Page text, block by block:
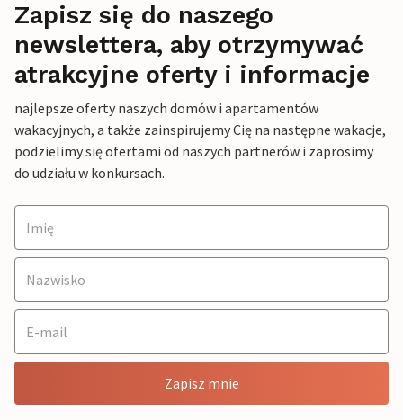
Zapisz się do naszego
newslettera, aby otrzymywać
atrakcyjne oferty i informacje
najlepsze oferty naszych domów i apartamentów
wakacyjnych, a także zainspirujemy Cię na następne wakacje,
podzielimy się ofertami od naszych partnerów i zaprosimy
do udziału w konkursach.
Zapisz mnie